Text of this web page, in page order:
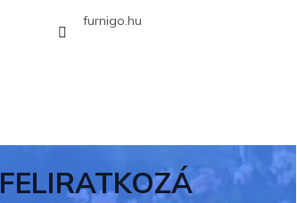
furnigo.hu
FELIRATKOZÁ